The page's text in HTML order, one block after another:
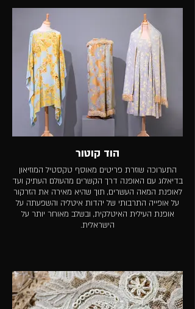
הוד קוטור
התערוכה שוזרת פריטים מאוסף טקסטיל המוזיאון
בדיאלוג עם האופנה דרך הקשרים מהעולם העתיק ועד
לאופנת המאה העשרים, תוך שהיא מאירה את הזרקור
על אופייה התרבותי של יהדות איטליה והשפעתה על
אופנת העילית האיטלקית, ובשלב מאוחר יותר על
הישראלית.